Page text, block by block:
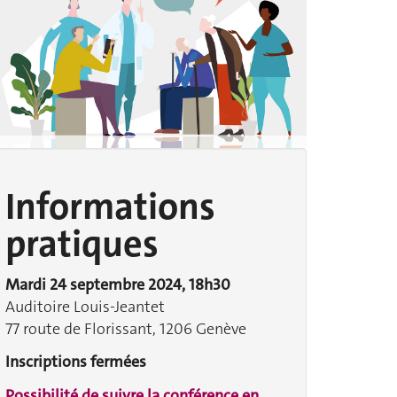
Informations
pratiques
Mardi 24 septembre 2024, 18h30
Auditoire Louis-Jeantet
77 route de Florissant, 1206 Genève
Inscriptions fermées